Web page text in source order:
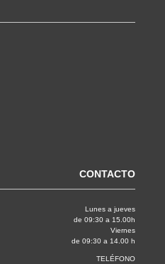
CONTACTO
Lunes a jueves
de 09:30 a 15.00h
Viernes
de 09:30 a 14.00 h
TELÉFONO